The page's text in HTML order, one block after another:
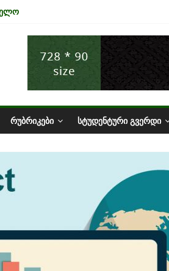
ურთიერთკავშირი
ეკონომიკური სარგებელი
საქართველოში
ᲠᲣᲑᲠᲘᲙᲔᲑᲘ ᲡᲢᲣᲓᲔᲜᲢᲣᲠᲘ ᲒᲕᲔᲠᲓᲘ